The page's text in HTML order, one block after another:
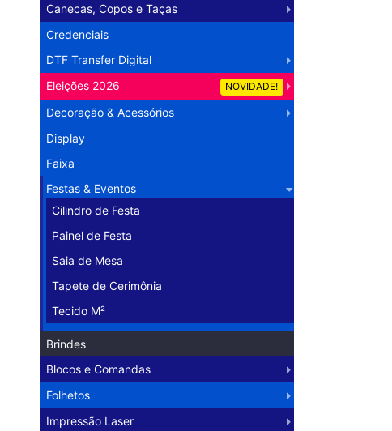
Canecas, Copos e Taças
Credenciais
DTF Transfer Digital
NOVIDADE!
Eleições 2026
Decoração & Acessórios
Display
Faixa
Festas & Eventos
Cilindro de Festa
Painel de Festa
Saia de Mesa
Tapete de Cerimônia
Tecido M²
Brindes
Blocos e Comandas
Folhetos
Impressão Laser